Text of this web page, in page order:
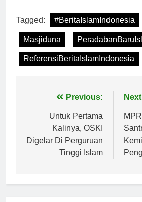
Tagged: #BeritaIslamIndonesia
Masjiduna
ReferensiBeritaIslamIndonesia
NavigasiPrevious:
Untuk Pertama
Kalinya, OSKI
Digelar Di Perguruan
Tinggi Islam